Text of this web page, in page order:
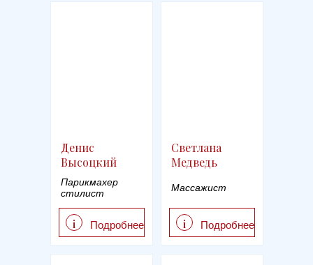
Подробнее
i
Денис
Высоцкий
Парикмахер
стилист
Подробнее
i
Светлана
Медведь
Массажист